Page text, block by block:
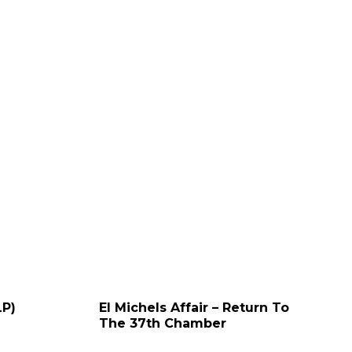
El Michels Affair – Return To
The 37th Chamber